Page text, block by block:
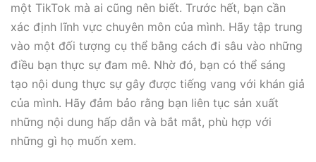
một TikTok mà ai cũng nên biết. Trước hết, bạn cần
xác định lĩnh vực chuyên môn của mình. Hãy tập trung
vào một đối tượng cụ thể bằng cách đi sâu vào những
điều bạn thực sự đam mê. Nhờ đó, bạn có thể sáng
tạo nội dung thực sự gây được tiếng vang với khán giả
của mình. Hãy đảm bảo rằng bạn liên tục sản xuất
những nội dung hấp dẫn và bắt mắt, phù hợp với
những gì họ muốn xem.